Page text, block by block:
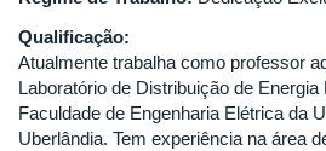
Qualificação:
Atualmente trabalha como professor
Laboratório de Distribuição de
Faculdade de Engenharia Elétrica da
Uberlândia. Tem experiência na área